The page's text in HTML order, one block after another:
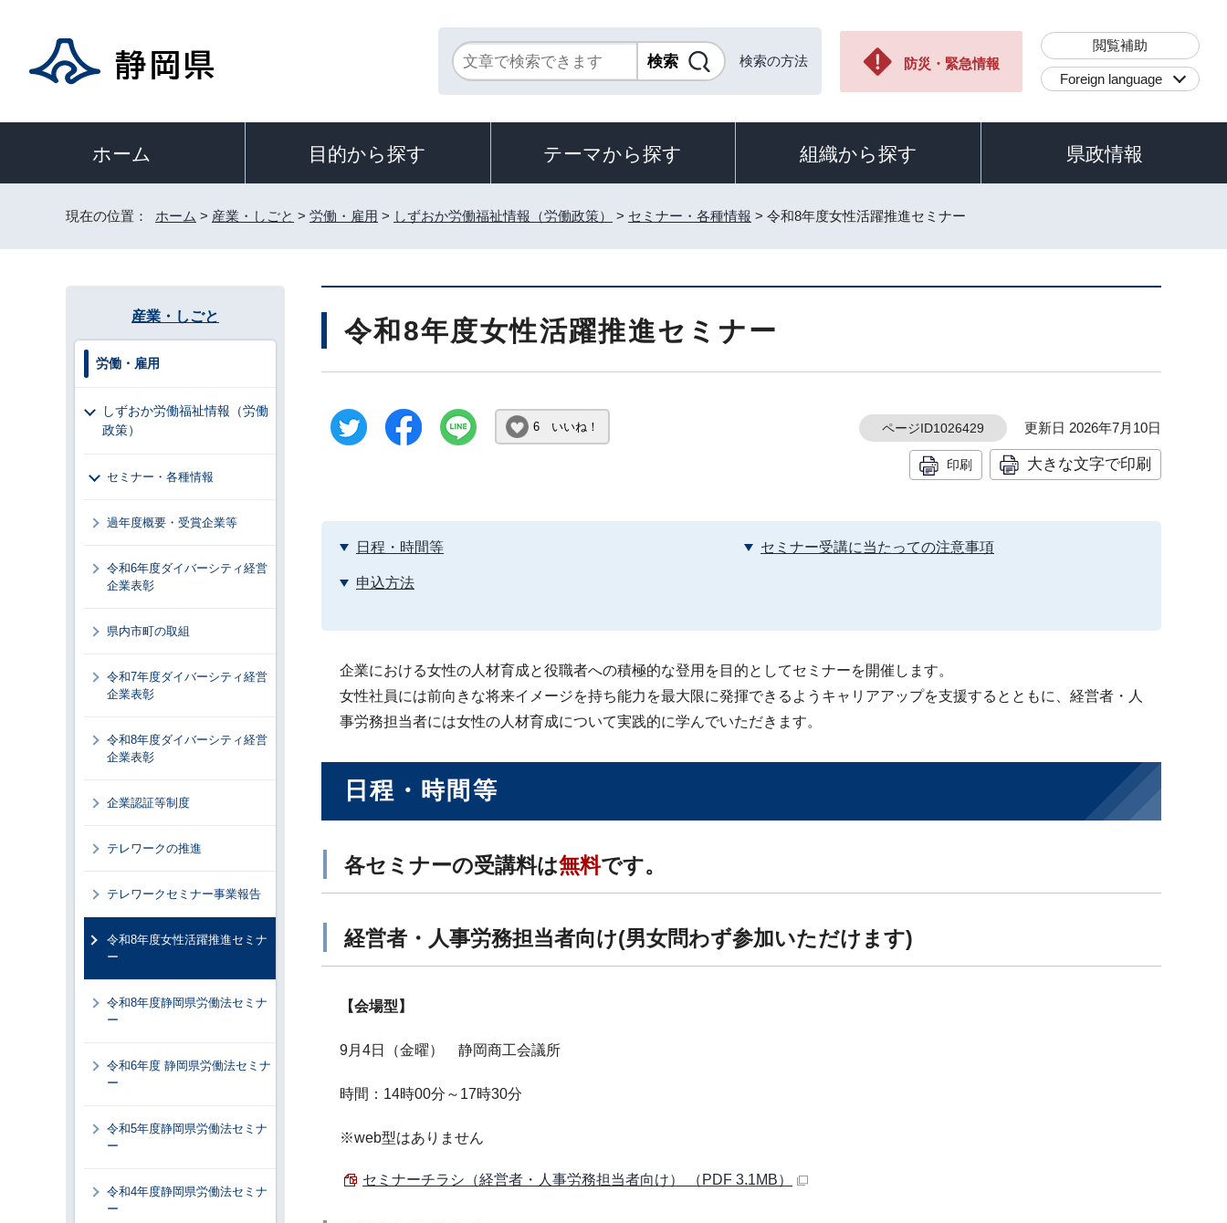
検索の方法 防災・緊急情報
閲覧補助
Foreign language
ホーム 目的から探す テーマから探す 組織から探す 県政情報
現在の位置： ホーム > 産業・しごと > 労働・雇用 > しずおか労働福祉情報（労働政策） > セミナー・各種情報 > 令和8年度女性活躍推進セミナー
令和8年度女性活躍推進セミナー
6 いいね！ ページID1026429 更新日 2026年7月10日
印刷 大きな文字で印刷
日程・時間等 セミナー受講に当たっての注意事項
申込方法
企業における女性の人材育成と役職者への積極的な登用を目的としてセミナーを開催します。
女性社員には前向きな将来イメージを持ち能力を最大限に発揮できるようキャリアアップを支援するとともに、経営者・人
事労務担当者には女性の人材育成について実践的に学んでいただきます。
日程・時間等
各セミナーの受講料は無料です。
経営者・人事労務担当者向け(男女問わず参加いただけます)
【会場型】
9月4日（金曜） 静岡商工会議所
時間：14時00分～17時30分
※web型はありません
セミナーチラシ（経営者・人事労務担当者向け） （PDF 3.1MB）
産業・しごと
労働・雇用
しずおか労働福祉情報（労働
政策）
セミナー・各種情報
過年度概要・受賞企業等
令和6年度ダイバーシティ経営
企業表彰
県内市町の取組
令和7年度ダイバーシティ経営
企業表彰
令和8年度ダイバーシティ経営
企業表彰
企業認証等制度
テレワークの推進
テレワークセミナー事業報告
令和8年度女性活躍推進セミナ
ー
令和8年度静岡県労働法セミナ
ー
令和6年度 静岡県労働法セミナ
ー
令和5年度静岡県労働法セミナ
ー
令和4年度静岡県労働法セミナ
ー